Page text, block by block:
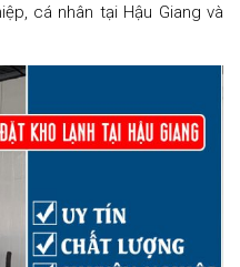
cá nhân tại Hậu Giang và